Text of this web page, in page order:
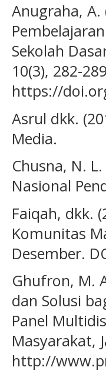
Anugraha, A.
Sekolah
10(3), 282-
https://
Asrul dkk.
Media.
Chusna, N.
Nasional
Faiqah, dkk.
Komunitas
Desember.
Ghufron, M.
dan Solusi
Panel
Masyarakat,
http://